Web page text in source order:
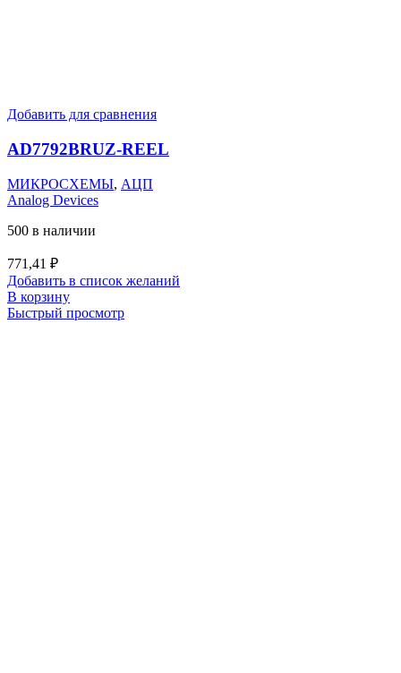
Добавить для сравнения
AD7792BRUZ-REEL
МИКРОСХЕМЫ, АЦП
Analog Devices
500 в наличии
771,41 ₽
Добавить в список желаний
В корзину
Быстрый просмотр